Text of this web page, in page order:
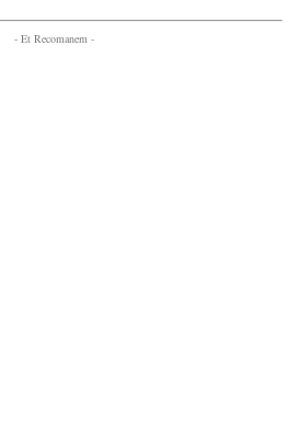
- Et Recomanem -